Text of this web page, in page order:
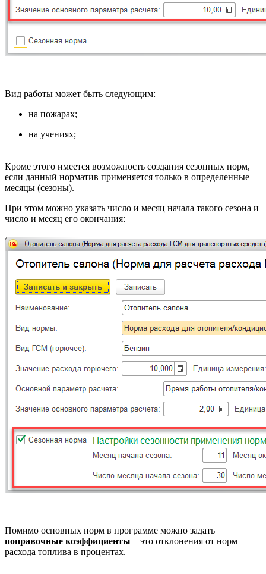
Вид работы может быть следующим:
на пожарах;
на учениях;
Кроме этого имеется возможность создания сезонных норм,
если данный норматив применяется только в определенные
месяцы (сезоны).
При этом можно указать число и месяц начала такого сезона и
число и месяц его окончания:
Помимо основных норм в программе можно задать
поправочные коэффициенты – это отклонения от норм
расхода топлива в процентах.